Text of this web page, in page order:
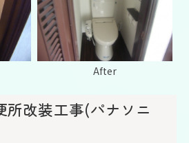
After
所改装工事(パナソニ